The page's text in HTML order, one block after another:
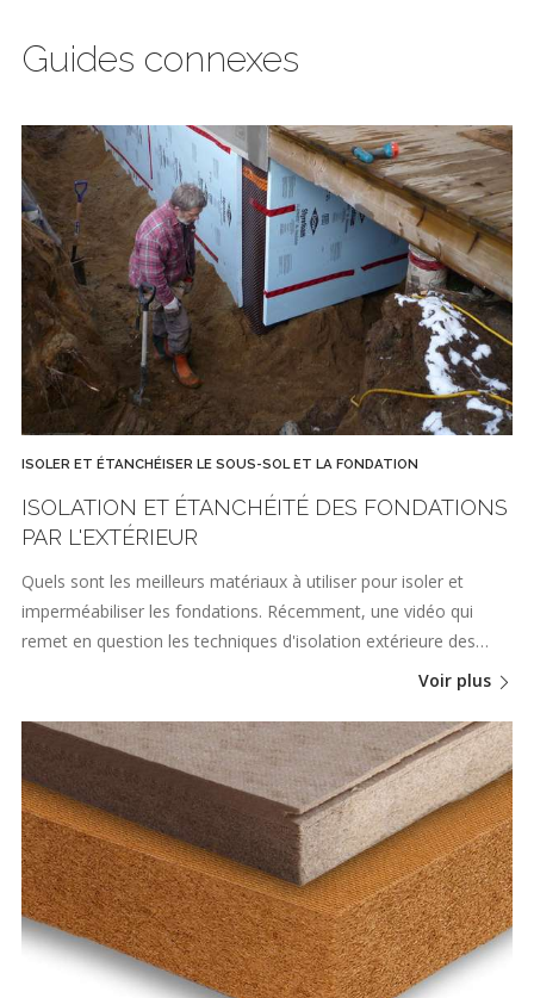
Guides connexes
ISOLER ET ÉTANCHÉISER LE SOUS-SOL ET LA FONDATION
ISOLATION ET ÉTANCHÉITÉ DES FONDATIONS
PAR L'EXTÉRIEUR
Quels sont les meilleurs matériaux à utiliser pour isoler et
imperméabiliser les fondations. Récemment, une vidéo qui
remet en question les techniques d'isolation extérieure des…
Voir plus